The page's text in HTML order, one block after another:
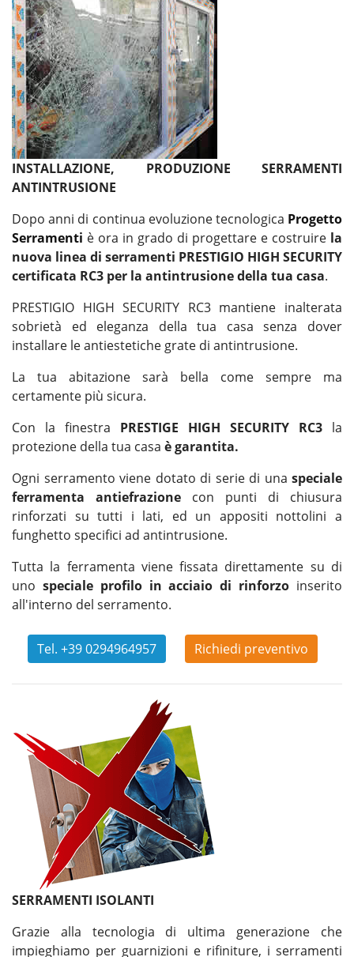
INSTALLAZIONE, PRODUZIONE SERRAMENTI
ANTINTRUSIONE
Dopo anni di continua evoluzione tecnologica Progetto
Serramenti è ora in grado di progettare e costruire la
nuova linea di serramenti PRESTIGIO HIGH SECURITY
certificata RC3 per la antintrusione della tua casa.
PRESTIGIO HIGH SECURITY RC3 mantiene inalterata
sobrietà ed eleganza della tua casa senza dover
installare le antiestetiche grate di antintrusione.
La tua abitazione sarà bella come sempre ma
certamente più sicura.
Con la finestra PRESTIGE HIGH SECURITY RC3 la
protezione della tua casa è garantita.
Ogni serramento viene dotato di serie di una speciale
ferramenta antiefrazione con punti di chiusura
rinforzati su tutti i lati, ed un appositi nottolini a
funghetto specifici ad antintrusione.
Tutta la ferramenta viene fissata direttamente su di
uno speciale profilo in acciaio di rinforzo inserito
all'interno del serramento.
Tel. +39 0294964957 Richiedi preventivo
SERRAMENTI ISOLANTI
Grazie alla tecnologia di ultima generazione che
impieghiamo per guarnizioni e rifiniture, i serramenti